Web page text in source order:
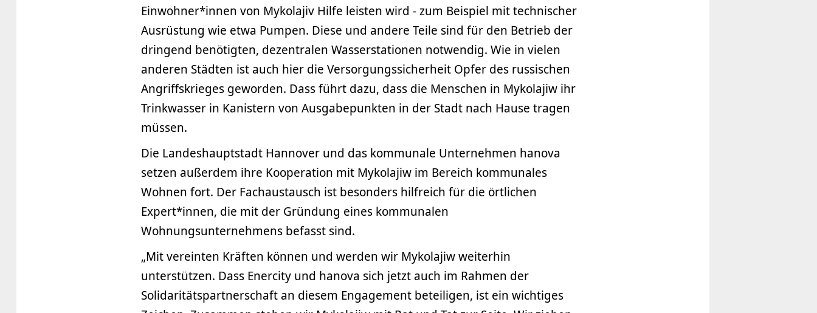
Einwohner*innen von Mykolajiv Hilfe leisten wird - zum Beispiel mit technischer
Ausrüstung wie etwa Pumpen. Diese und andere Teile sind für den Betrieb der
dringend benötigten, dezentralen Wasserstationen notwendig. Wie in vielen
anderen Städten ist auch hier die Versorgungssicherheit Opfer des russischen
Angriffskrieges geworden. Dass führt dazu, dass die Menschen in Mykolajiw ihr
Trinkwasser in Kanistern von Ausgabepunkten in der Stadt nach Hause tragen
müssen.
Die Landeshauptstadt Hannover und das kommunale Unternehmen hanova
setzen außerdem ihre Kooperation mit Mykolajiw im Bereich kommunales
Wohnen fort. Der Fachaustausch ist besonders hilfreich für die örtlichen
Expert*innen, die mit der Gründung eines kommunalen
Wohnungsunternehmens befasst sind.
„Mit vereinten Kräften können und werden wir Mykolajiw weiterhin
unterstützen. Dass Enercity und hanova sich jetzt auch im Rahmen der
Solidaritätspartnerschaft an diesem Engagement beteiligen, ist ein wichtiges